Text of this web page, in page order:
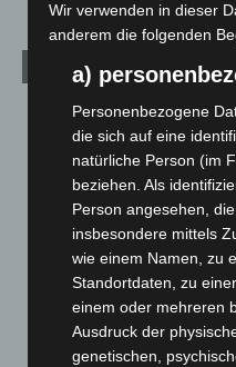
Aktuelle Beiträge
Brand im „Haus der
eingedämmt
6. August 2026
Region Hannover: 21 neue
Roten Kreuz
5. August 2026
Mann läuft mit
Zeugen
5. August 2026
Wir verwenden in dieser
anderem die folgenden
a)
Personenbezogene
die sich auf eine
natürliche Person (im
beziehen. Als
Person angesehen,
insbesondere mittels
wie einem Namen, zu
Standortdaten, zu
einem oder mehreren
Ausdruck der
genetischen,